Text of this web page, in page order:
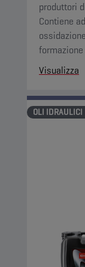
produttori
Contiene
Visualizza
OLI IDRAULICI